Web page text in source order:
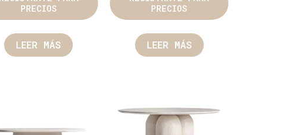
PRECIOS
LEER MÁS
PRECIOS
LEER MÁS